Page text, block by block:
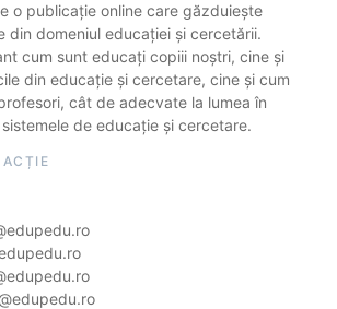
o publicație online care găzduiește
din domeniul educației și cercetării.
cum sunt educați copiii noștri, cine și
din educație și cercetare, cine și cum
cât de adecvate la lumea în
de educație și cercetare.